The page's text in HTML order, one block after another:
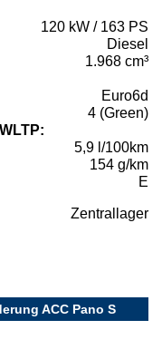
120 kW / 163 PS
Diesel
1.968 cm³
Euro6d
4 (Green)
5,9 l/100km
154 g/km
E
Zentrallager
ACC Pano S